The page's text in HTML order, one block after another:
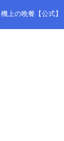
上の晩餐【公式】